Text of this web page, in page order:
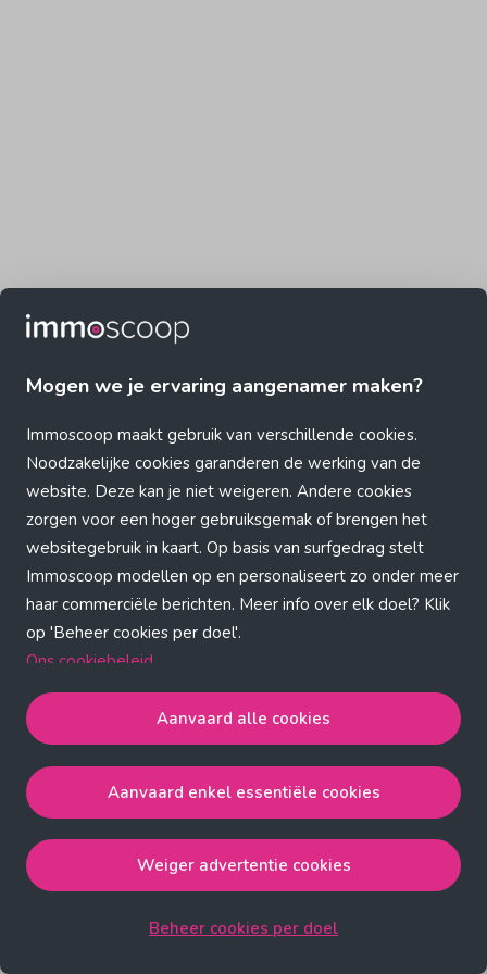
Mogen we je ervaring aangenamer maken?
Immoscoop maakt gebruik van verschillende cookies.
Noodzakelijke cookies garanderen de werking van de
website. Deze kan je niet weigeren. Andere cookies
zorgen voor een hoger gebruiksgemak of brengen het
websitegebruik in kaart. Op basis van surfgedrag stelt
Immoscoop modellen op en personaliseert zo onder meer
haar commerciële berichten. Meer info over elk doel? Klik
op 'Beheer cookies per doel'.
Ons cookiebeleid
Aanvaard alle cookiesgaat akkoord met de strict
noodzakelijke, analytische, functionele en advertentie
cookies.
de strict noodzakelijke cookies.
Weiger advertentie cookiesgaat akkoord met de strict
Aanvaard alle cookies
Aanvaard enkel essentiële cookies
Weiger advertentie cookies
Beheer cookies per doel
Application error: a client-side exception has occurred (see the
browser console for more information)